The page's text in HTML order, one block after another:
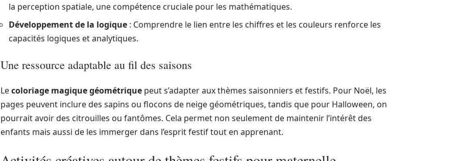
la perception spatiale, une compétence cruciale pour les mathématiques.
Développement de la logique : Comprendre le lien entre les chiffres et les couleurs renforce les
capacités logiques et analytiques.
Une ressource adaptable au fil des saisons
Lecoloriage magique géométrique peut s’adapter aux thèmes saisonniers et festifs. Pour Noël, les
pages peuvent inclure des sapins ou flocons de neige géométriques, tandis que pour Halloween, on
pourrait avoir des citrouilles ou fantômes. Cela permet non seulement de maintenir l’intérêt des
enfants mais aussi de les immerger dans l’esprit festif tout en apprenant.